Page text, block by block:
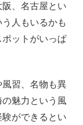
、名古屋とい
人もいるかも
ットがいっぱ
習、名物も異
魅力という風
ができるとい